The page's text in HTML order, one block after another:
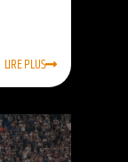
LIRE PLUS